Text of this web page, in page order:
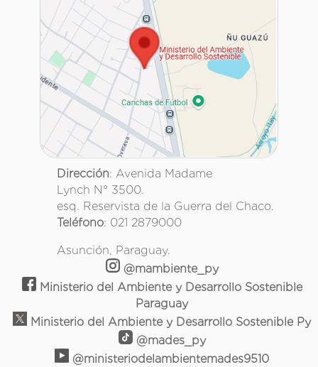
Dirección: Avenida Madame
Lynch N° 3500.
esq. Reservista de la Guerra del Chaco.
Teléfono: 021 2879000
Asunción, Paraguay.
@mambiente_py
Ministerio del Ambiente y Desarrollo Sostenible
Paraguay
Ministerio del Ambiente y Desarrollo Sostenible Py
@mades_py
@ministeriodelambientemades9510